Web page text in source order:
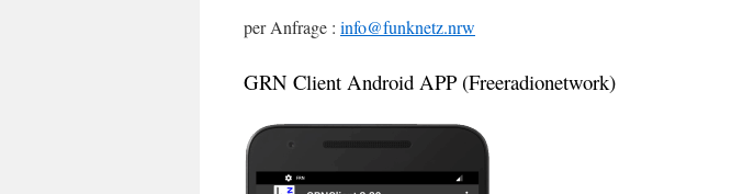
per Anfrage : info@funknetz.nrw
GRN Client Android APP (Freeradionetwork)